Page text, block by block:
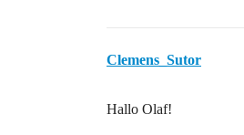
Clemens_Sutor
Hallo Olaf!